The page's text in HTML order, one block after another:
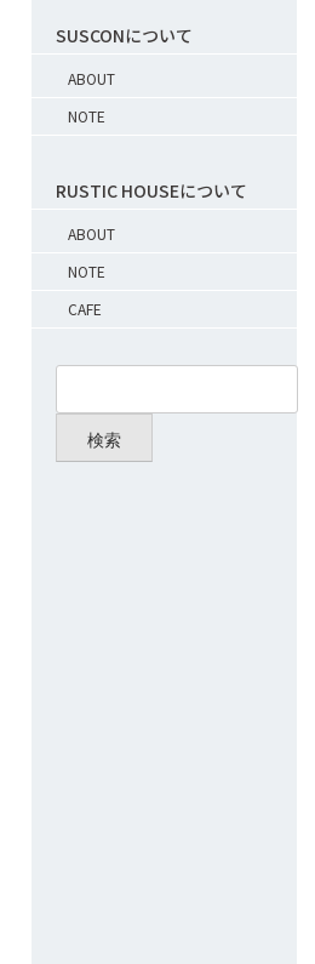
SUSCONについて
ABOUT
NOTE
RUSTIC HOUSEについて
ABOUT
NOTE
CAFE
検索